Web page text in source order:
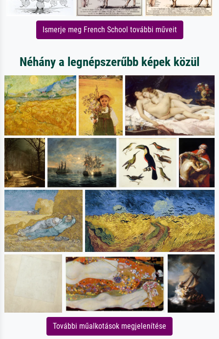
Ismerje meg French School további műveit
Néhány a legnépszerűbb képek közül
További műalkotások megjelenítése